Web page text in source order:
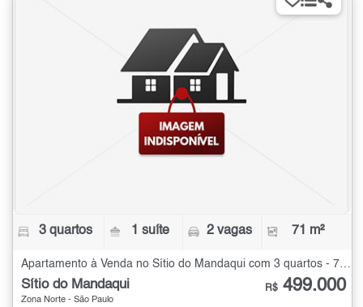
3 quartos 1 suíte 2 vagas 71 m²
Sítio do Mandaqui
Zona Norte - São Paulo
R$ 499.000